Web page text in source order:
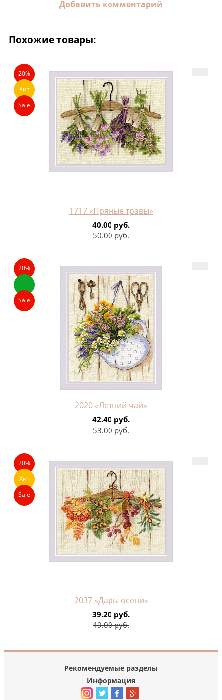
Добавить комментарий
Похожие товары:
20%
Хит
Sale
1717 «Пряные травы»
40.00 руб.
50.00 руб.
20%
Sale
2020 «Летний чай»
42.40 руб.
53.00 руб.
20%
Хит
Sale
2037 «Дары осени»
39.20 руб.
49.00 руб.
Рекомендуемые разделы
Информация